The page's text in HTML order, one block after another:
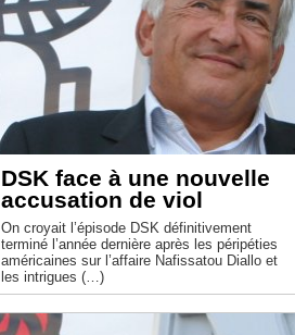
DSK face à une nouvelle
accusation de viol
On croyait l’épisode DSK définitivement
terminé l’année dernière après les péripéties
américaines sur l’affaire Nafissatou Diallo et
les intrigues (…)